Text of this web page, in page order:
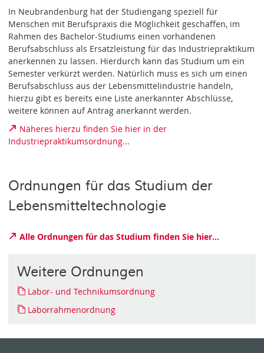
In Neubrandenburg hat der Studiengang speziell für
Menschen mit Berufspraxis die Möglichkeit geschaffen, im
Rahmen des Bachelor-Studiums einen vorhandenen
Berufsabschluss als Ersatzleistung für das Industriepraktikum
anerkennen zu lassen. Hierdurch kann das Studium um ein
Semester verkürzt werden. Natürlich muss es sich um einen
Berufsabschluss aus der Lebensmittelindustrie handeln,
hierzu gibt es bereits eine Liste anerkannter Abschlüsse,
weitere können auf Antrag anerkannt werden.
Näheres hierzu finden Sie hier in der
Industriepraktikumsordnung...
Ordnungen für das Studium der
Lebensmitteltechnologie
Alle Ordnungen für das Studium finden Sie hier...
Weitere Ordnungen
Labor- und Technikumsordnung
Laborrahmenordnung